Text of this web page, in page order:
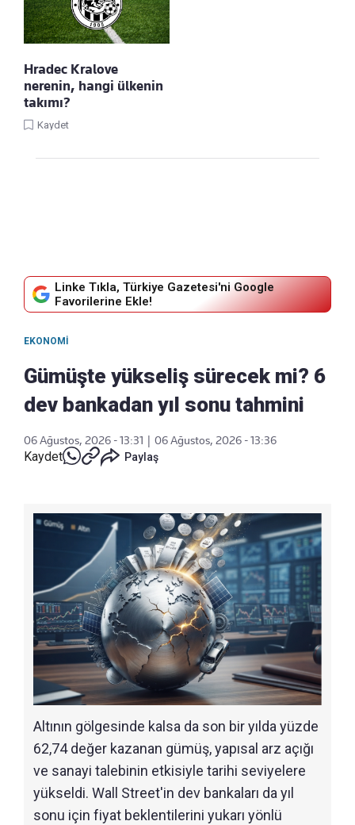
Hradec Kralove
nerenin, hangi ülkenin
takımı?
Kaydet
Linke Tıkla, Türkiye Gazetesi'ni Google
Favorilerine Ekle!
EKONOMI
Gümüşte yükseliş sürecek mi? 6
dev bankadan yıl sonu tahmini
06 Ağustos, 2026 - 13:31 06 Ağustos, 2026 - 13:36
Kaydet Paylaş
Altının gölgesinde kalsa da son bir yılda yüzde
62,74 değer kazanan gümüş, yapısal arz açığı
ve sanayi talebinin etkisiyle tarihi seviyelere
yükseldi. Wall Street'in dev bankaları da yıl
sonu için fiyat beklentilerini yukarı yönlü